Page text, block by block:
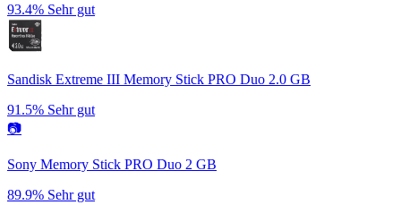
93.4% Sehr gut
Sandisk Extreme III Memory Stick PRO Duo 2.0 GB
91.5% Sehr gut
📷
Sony Memory Stick PRO Duo 2 GB
89.9% Sehr gut